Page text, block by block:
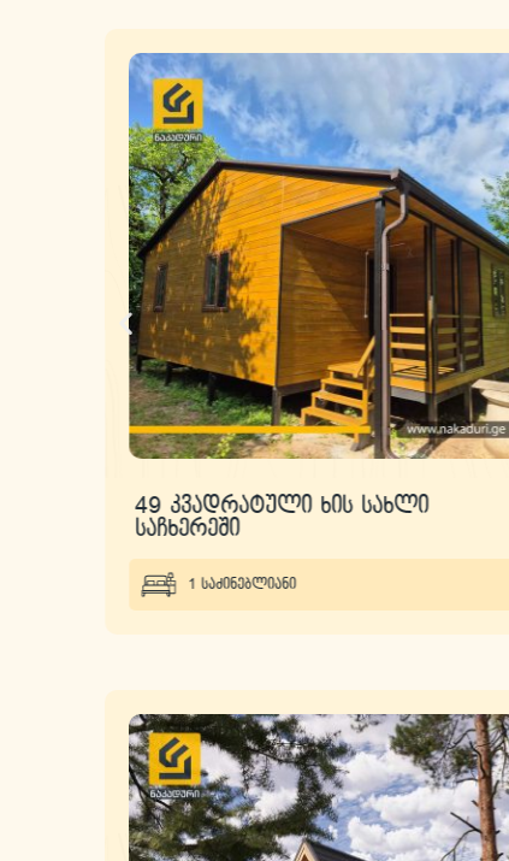
49 კვადრატული ხის სახლი
საჩხერეში
1 საძინებლიანი